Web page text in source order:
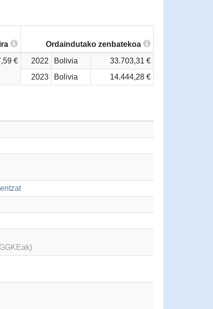
Ordaindutako zenbatekoa
€ 2022 Bolivia
33.703,31 €
2023
Bolivia 14.444,28 €